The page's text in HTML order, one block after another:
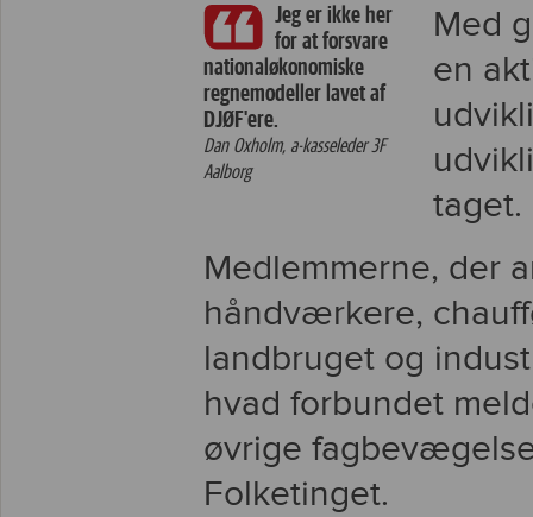
Jeg er ikke her
for at forsvare
nationaløkonomiske
regnemodeller lavet af
DJØF'ere.
Dan Oxholm, a-kasseleder 3F
Aalborg
Med
en
taget.
Medlemmerne, der
håndværkere,
landbruget og
hvad forbundet
øvrige
Folketinget.